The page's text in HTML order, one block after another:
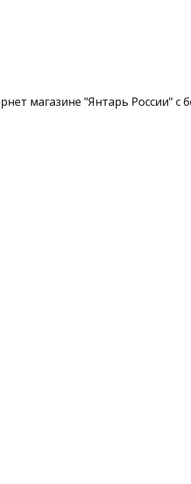
магазине "Янтарь России" с